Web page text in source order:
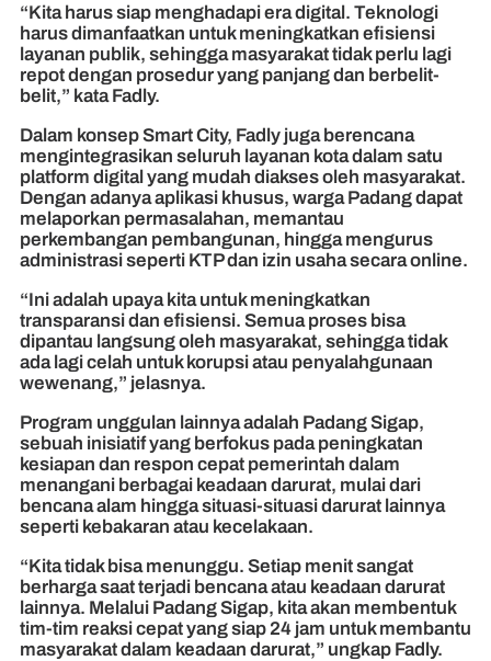
“Kita harus siap menghadapi era digital. Teknologi
harus dimanfaatkan untuk meningkatkan efisiensi
layanan publik, sehingga masyarakat tidak perlu lagi
repot dengan prosedur yang panjang dan berbelit-
belit,” kata Fadly.
Dalam konsep Smart City, Fadly juga berencana
mengintegrasikan seluruh layanan kota dalam satu
platform digital yang mudah diakses oleh masyarakat.
Dengan adanya aplikasi khusus, warga Padang dapat
melaporkan permasalahan, memantau
perkembangan pembangunan, hingga mengurus
administrasi seperti KTP dan izin usaha secara online.
“Ini adalah upaya kita untuk meningkatkan
transparansi dan efisiensi. Semua proses bisa
dipantau langsung oleh masyarakat, sehingga tidak
ada lagi celah untuk korupsi atau penyalahgunaan
wewenang,” jelasnya.
Program unggulan lainnya adalah Padang Sigap,
sebuah inisiatif yang berfokus pada peningkatan
kesiapan dan respon cepat pemerintah dalam
menangani berbagai keadaan darurat, mulai dari
bencana alam hingga situasi-situasi darurat lainnya
seperti kebakaran atau kecelakaan.
“Kita tidak bisa menunggu. Setiap menit sangat
berharga saat terjadi bencana atau keadaan darurat
lainnya. Melalui Padang Sigap, kita akan membentuk
tim-tim reaksi cepat yang siap 24 jam untuk membantu
masyarakat dalam keadaan darurat,” ungkap Fadly.